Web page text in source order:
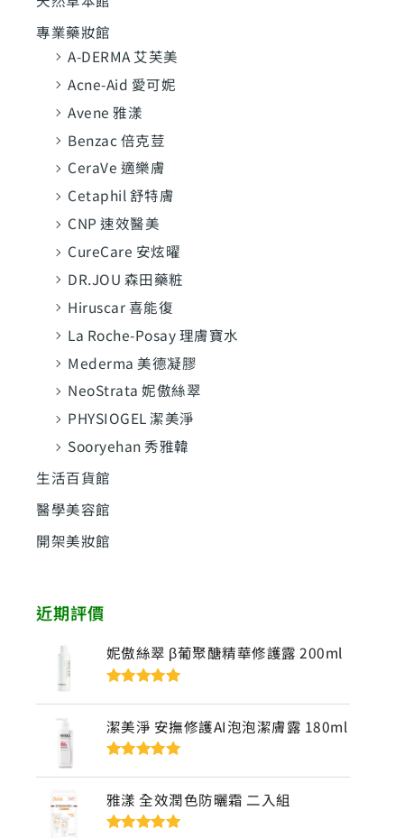
專業藥妝館
A-DERMA 艾芙美
Acne-Aid 愛可妮
Avene 雅漾
Benzac 倍克荳
CeraVe 適樂膚
Cetaphil 舒特膚
CNP 速效醫美
CureCare 安炫曜
DR.JOU 森田藥粧
Hiruscar 喜能復
La Roche-Posay 理膚寶水
Mederma 美德凝膠
NeoStrata 妮傲絲翠
PHYSIOGEL 潔美淨
Sooryehan 秀雅韓
生活百貨館
醫學美容館
開架美妝館
近期評價
妮傲絲翠 β葡聚醣精華修護露 200ml
5
潔美淨 安撫修護AI泡泡潔膚露 180ml
5
雅漾 全效潤色防曬霜 二入組